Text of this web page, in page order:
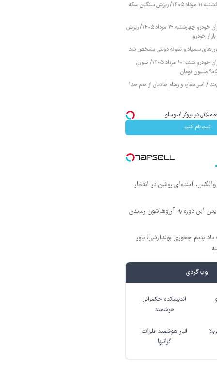
قیمت طلا و سکه یکشنبه ۱۱ مرداد ۱۴۰۵/ ریزش سنگین سکه
قیمت محصولات ایران خودرو چهارشنبه ۱۴ مرداد ۱۴۰۵/ ریزش
خودرو
سمپاد و نمونه دولتی مشخص شد
قیمت محصولات ایران خودرو شنبه ۱۰ مرداد ۱۴۰۵/ سورن
/ امیر مقاره و رهام هادیان از هم جدا
ثبت نام کنید
والکس، آینده‌ای روشن در انتظار
دیدن این دوره به آرزوهاشون رسیدن
بدیم چجوری پولدارشی! باور
وب گردی
اندیشکده حکمرانی
هوشمند
انبار هوشمند فلزات
گرانبها